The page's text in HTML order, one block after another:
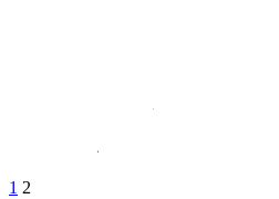
1 2